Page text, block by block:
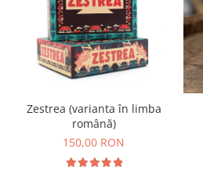
Zestrea (varianta în limba
română)
150,00 RON